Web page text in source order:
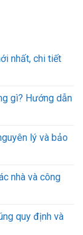
nhất, chi tiết
gì? Hướng dẫn
lý và bảo
nhà và công
quy định và